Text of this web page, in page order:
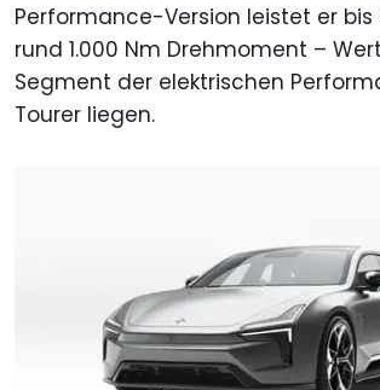
Performance-Version leistet er bis
rund 1.000 Nm Drehmoment –
Segment der elektrischen
Tourer liegen.